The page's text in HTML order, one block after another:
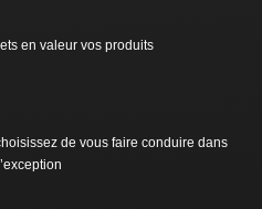
en valeur vos produits
de vous faire conduire dans